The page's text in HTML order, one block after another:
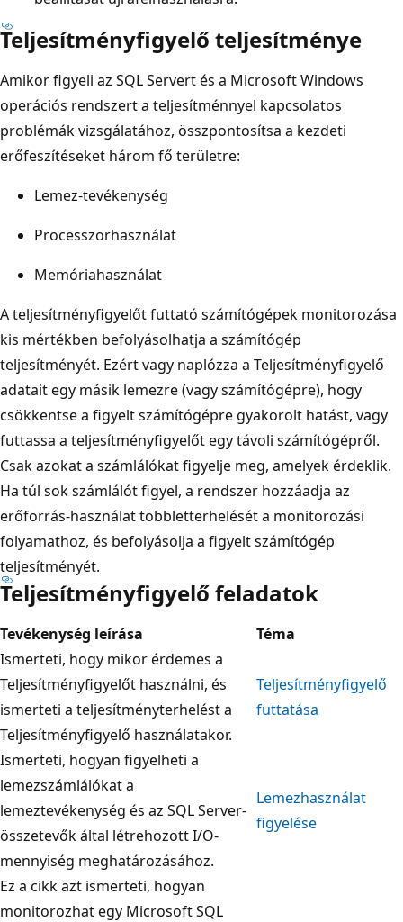
Teljesítményfigyelő teljesítménye
Amikor figyeli az SQL Servert és a Microsoft Windows
operációs rendszert a teljesítménnyel kapcsolatos
problémák vizsgálatához, összpontosítsa a kezdeti
erőfeszítéseket három fő területre:
Lemez-tevékenység
Processzorhasználat
Memóriahasználat
A teljesítményfigyelőt futtató számítógépek monitorozása
kis mértékben befolyásolhatja a számítógép
teljesítményét. Ezért vagy naplózza a Teljesítményfigyelő
adatait egy másik lemezre (vagy számítógépre), hogy
csökkentse a figyelt számítógépre gyakorolt hatást, vagy
futtassa a teljesítményfigyelőt egy távoli számítógépről.
Csak azokat a számlálókat figyelje meg, amelyek érdeklik.
Ha túl sok számlálót figyel, a rendszer hozzáadja az
erőforrás-használat többletterhelését a monitorozási
folyamathoz, és befolyásolja a figyelt számítógép
teljesítményét.
Teljesítményfigyelő feladatok
Tevékenység leírása
Téma
Ismerteti, hogy mikor érdemes a
Teljesítményfigyelőt használni, és
ismerteti a teljesítményterhelést a
Teljesítményfigyelő használatakor.
Teljesítményfigyelő
futtatása
Ismerteti, hogyan figyelheti a
lemezszámlálókat a
lemeztevékenység és az SQL Server-
összetevők által létrehozott I/O-
mennyiség meghatározásához.
Lemezhasználat
figyelése
Ez a cikk azt ismerteti, hogyan
monitorozhat egy Microsoft SQL